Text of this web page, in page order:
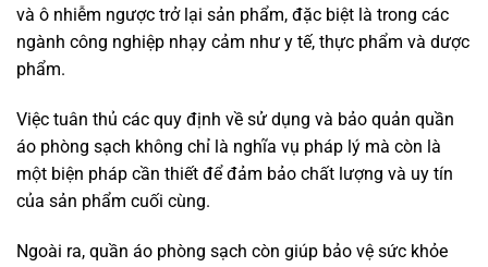
và ô nhiễm ngược trở lại sản phẩm, đặc biệt là trong các
ngành công nghiệp nhạy cảm như y tế, thực phẩm và dược
phẩm.
Việc tuân thủ các quy định về sử dụng và bảo quản quần
áo phòng sạch không chỉ là nghĩa vụ pháp lý mà còn là
một biện pháp cần thiết để đảm bảo chất lượng và uy tín
của sản phẩm cuối cùng.
Ngoài ra, quần áo phòng sạch còn giúp bảo vệ sức khỏe